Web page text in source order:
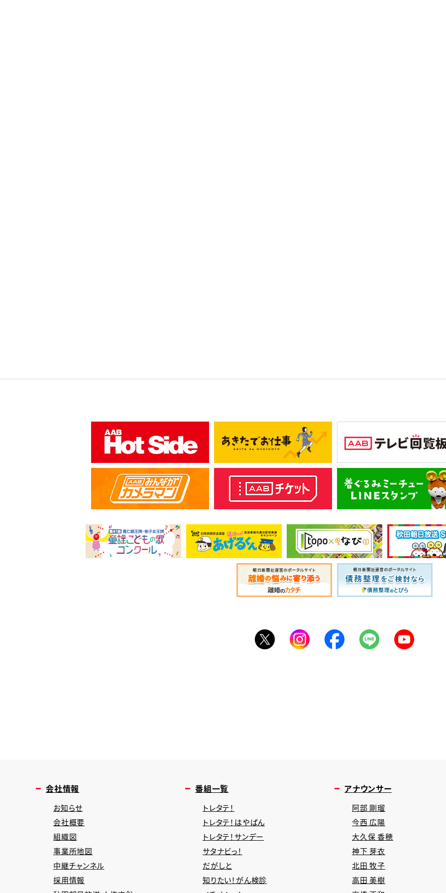
会社情報
お知らせ
会社概要
組織図
事業所地図
中継チャンネル
採用情報
番組一覧
トレタテ！
トレタテ！はやばん
トレタテ！サンデー
サタナビっ！
だがしと
知りたい！がん検診
アナウンサー
阿部 剛瑠
今西 広陽
大久保 香穂
神下 芽衣
北田 牧子
高田 美樹